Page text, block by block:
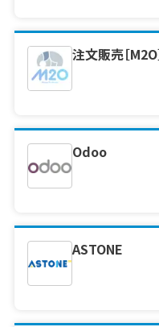
注文販売［M2O
Odoo
ASTONE